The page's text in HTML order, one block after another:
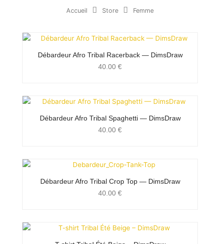
Accueil Store Femme
Débardeur Afro Tribal Racerback — DimsDraw
40.00 €
Débardeur Afro Tribal Spaghetti — DimsDraw
40.00 €
Débardeur Afro Tribal Crop Top — DimsDraw
40.00 €